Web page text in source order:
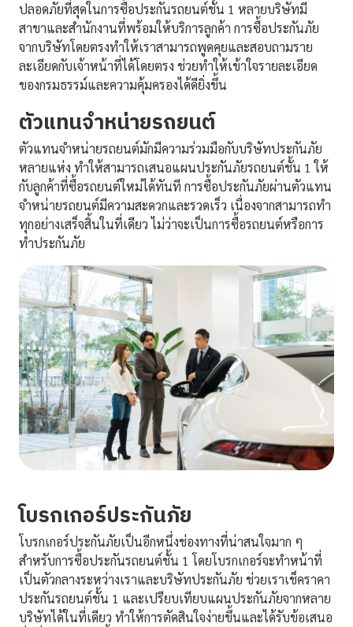
ปลอดภัยที่สุดในการซื้อประกันรถยนต์ชั้น 1 หลายบริษัทมี
สาขาและสำนักงานที่พร้อมให้บริการลูกค้า การซื้อประกันภัย
จากบริษัทโดยตรงทำให้เราสามารถพูดคุยและสอบถามราย
ละเอียดกับเจ้าหน้าที่ได้โดยตรง ช่วยทำให้เข้าใจรายละเอียด
ของกรมธรรม์และความคุ้มครองได้ดียิ่งขึ้น
ตัวแทนจำหน่ายรถยนต์
ตัวแทนจำหน่ายรถยนต์มักมีความร่วมมือกับบริษัทประกันภัย
หลายแห่ง ทำให้สามารถเสนอแผนประกันภัยรถยนต์ชั้น 1 ให้
กับลูกค้าที่ซื้อรถยนต์ใหม่ได้ทันที การซื้อประกันภัยผ่านตัวแทน
จำหน่ายรถยนต์มีความสะดวกและรวดเร็ว เนื่องจากสามารถทำ
ทุกอย่างเสร็จสิ้นในที่เดียว ไม่ว่าจะเป็นการซื้อรถยนต์หรือการ
ทำประกันภัย
โบรกเกอร์ประกันภัย
โบรกเกอร์ประกันภัยเป็นอีกหนึ่งช่องทางที่น่าสนใจมาก ๆ
สำหรับการซื้อประกันรถยนต์ชั้น 1 โดยโบรกเกอร์จะทำหน้าที่
เป็นตัวกลางระหว่างเราและบริษัทประกันภัย ช่วยเราเช็คราคา
ประกันรถยนต์ชั้น 1 และเปรียบเทียบแผนประกันภัยจากหลาย
บริษัทได้ในที่เดียว ทำให้การตัดสินใจง่ายขึ้นและได้รับข้อเสนอ